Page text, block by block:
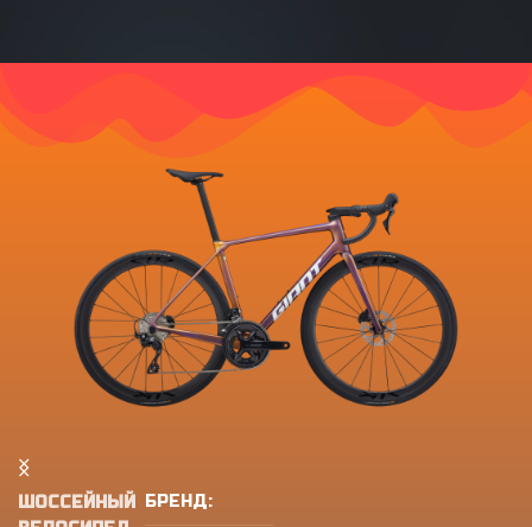
ШОССЕЙНЫЙ
БРЕНД: